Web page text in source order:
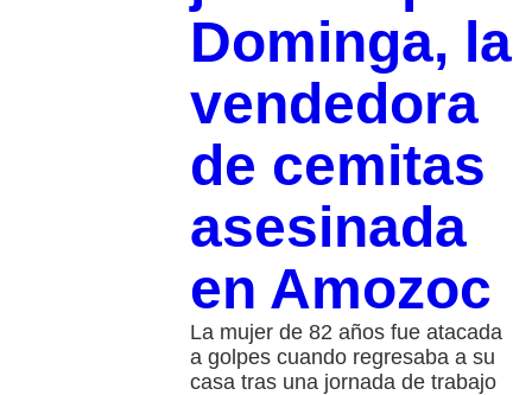
Dominga, la
vendedora
de cemitas
asesinada
en Amozoc
La mujer de 82 años fue atacada
a golpes cuando regresaba a su
casa tras una jornada de trabajo